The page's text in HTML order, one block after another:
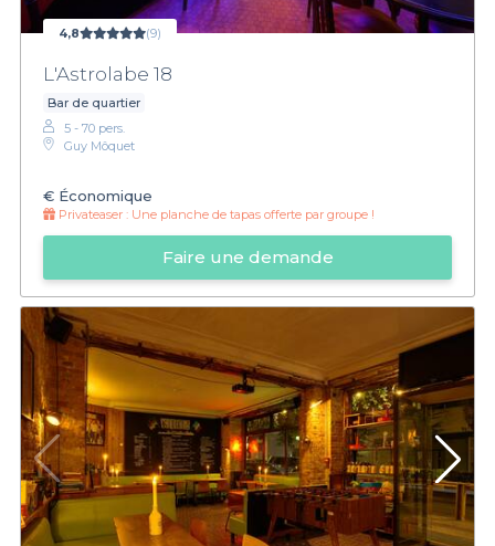
4,8 (9)
L'Astrolabe 18
Bar de quartier
5 - 70 pers.
Guy Môquet
€ Économique
Privateaser : Une planche de tapas offerte par groupe !
Faire une demande